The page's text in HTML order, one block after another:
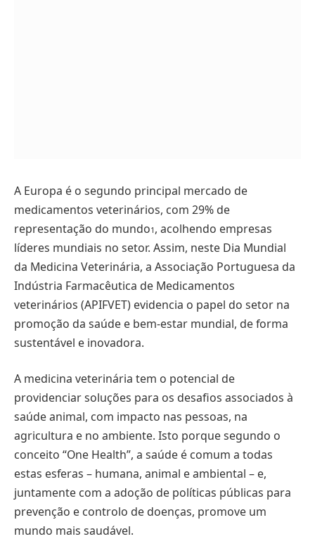
A Europa é o segundo principal mercado de
medicamentos veterinários, com 29% de
representação do mundo1 , acolhendo empresas
líderes mundiais no setor. Assim, neste Dia Mundial
da Medicina Veterinária, a Associação Portuguesa da
Indústria Farmacêutica de Medicamentos
veterinários (APIFVET) evidencia o papel do setor na
promoção da saúde e bem-estar mundial, de forma
sustentável e inovadora.
A medicina veterinária tem o potencial de
providenciar soluções para os desafios associados à
saúde animal, com impacto nas pessoas, na
agricultura e no ambiente. Isto porque segundo o
conceito “One Health”, a saúde é comum a todas
estas esferas – humana, animal e ambiental – e,
juntamente com a adoção de políticas públicas para
prevenção e controlo de doenças, promove um
mundo mais saudável.